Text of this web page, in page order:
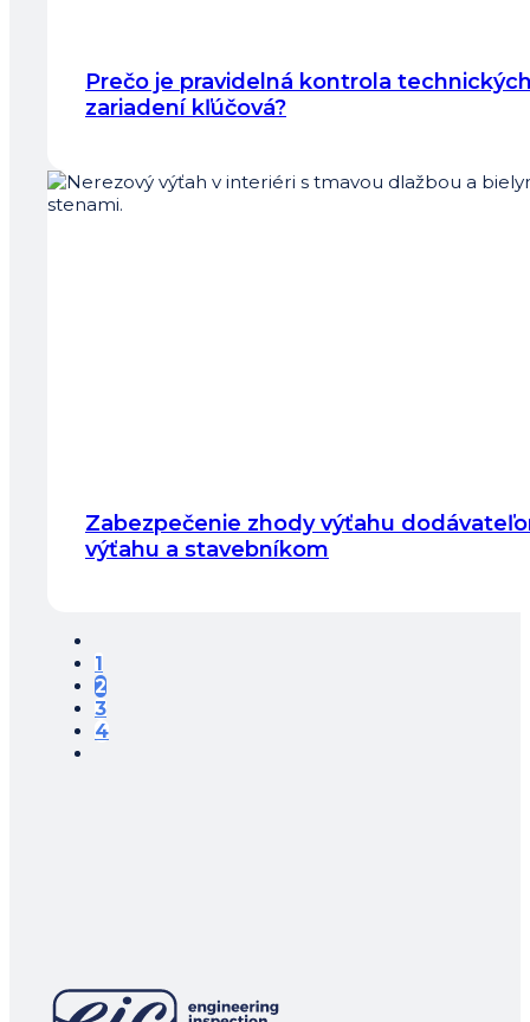
Prečo je pravidelná kontrola
zariadení kľúčová?
Zabezpečenie zhody výťahu
výťahu a stavebníkom
1
2
3
4